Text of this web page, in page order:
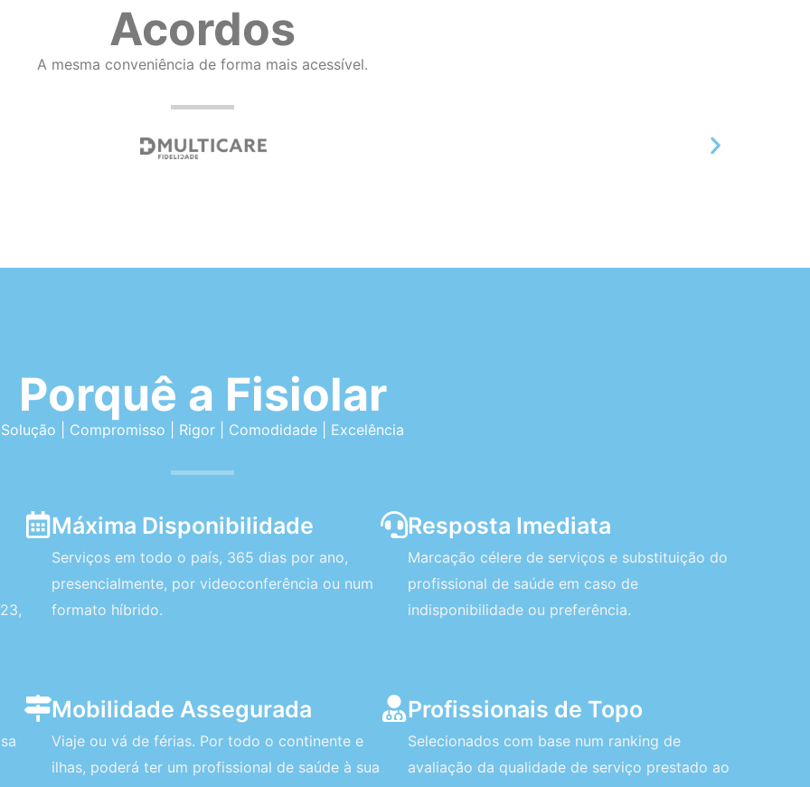
Acordos
A mesma conveniência de forma mais acessível.
Porquê a Fisiolar
Solução | Compromisso | Rigor | Comodidade | Excelência
Máxima Disponibilidade
Serviços em todo o país, 365 dias por ano,
presencialmente, por videoconferência ou num
formato híbrido.
Resposta Imediata
Marcação célere de serviços e substituição do
profissional de saúde em caso de
indisponibilidade ou preferência.
Mobilidade Assegurada
Viaje ou vá de férias. Por todo o continente e
ilhas, poderá ter um profissional de saúde à sua
Profissionais de Topo
Selecionados com base num ranking de
avaliação da qualidade de serviço prestado ao